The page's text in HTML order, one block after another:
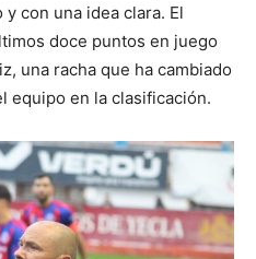
con una idea clara. El
doce puntos en juego
una racha que ha cambiado
equipo en la clasificación.